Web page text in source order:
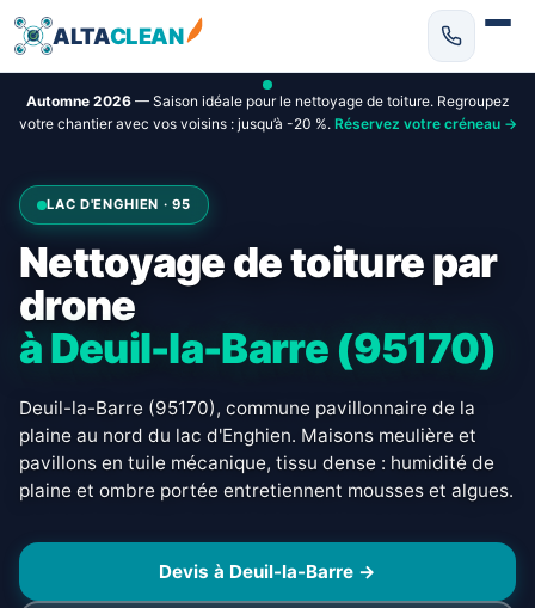
ALTACLEAN
Automne 2026— Saison idéale pour le nettoyage de toiture. Regroupez
votre chantier avec vos voisins : jusqu’à -20 %. Réservez votre créneau →
LAC D'ENGHIEN · 95
Nettoyage de toiture par
drone
à Deuil-la-Barre (95170)
Deuil-la-Barre (95170), commune pavillonnaire de la
plaine au nord du lac d'Enghien. Maisons meulière et
pavillons en tuile mécanique, tissu dense : humidité de
plaine et ombre portée entretiennent mousses et algues.
Devis à Deuil-la-Barre →